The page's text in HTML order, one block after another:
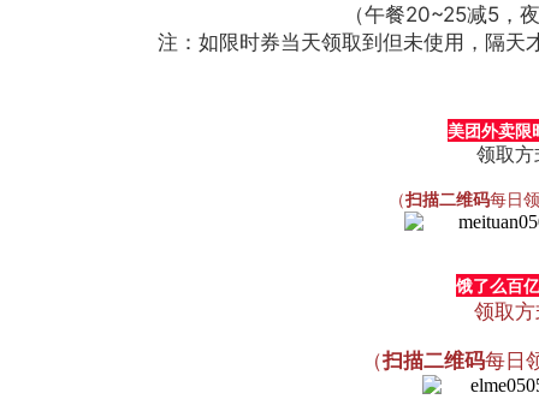
（午餐20~25减5，
注：如限时券当天领取到但未使用，隔天
美团外卖限
领取方
（扫描二维码每日
饿了么百
领取
（扫描二维码每日